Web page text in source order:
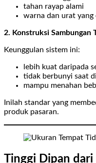
tahan rayap alami
warna dan urat yang
2. Konstruksi Sambungan
Keunggulan sistem ini:
lebih kuat daripada
tidak berbunyi saat
mampu menahan
Inilah standar yang
produk pasaran.
Tinggi Dipan